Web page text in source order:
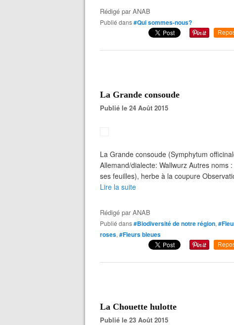
Rédigé parANAB
Publié dans#Qui sommes-nous?
La Grande consoude
Publié le 24 Août 2015
La Grande consoude (Symphytum
Allemand/dialecte: Wallwurz Autres
ses feuilles), herbe à la coupure
Lire la suite
Rédigé parANAB
Publié dans#Biodiversité de notre région,
roses, #Fleurs bleues
La Chouette hulotte
Publié le 23 Août 2015